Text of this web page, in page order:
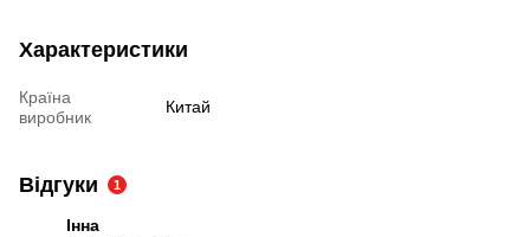
Характеристики
Країна
виробник
Китай
Відгуки 1
Інна